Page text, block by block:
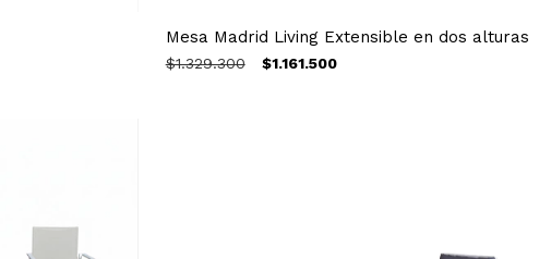
Mesa Madrid Living Extensible en dos alturas
$1.329.300 $1.161.500